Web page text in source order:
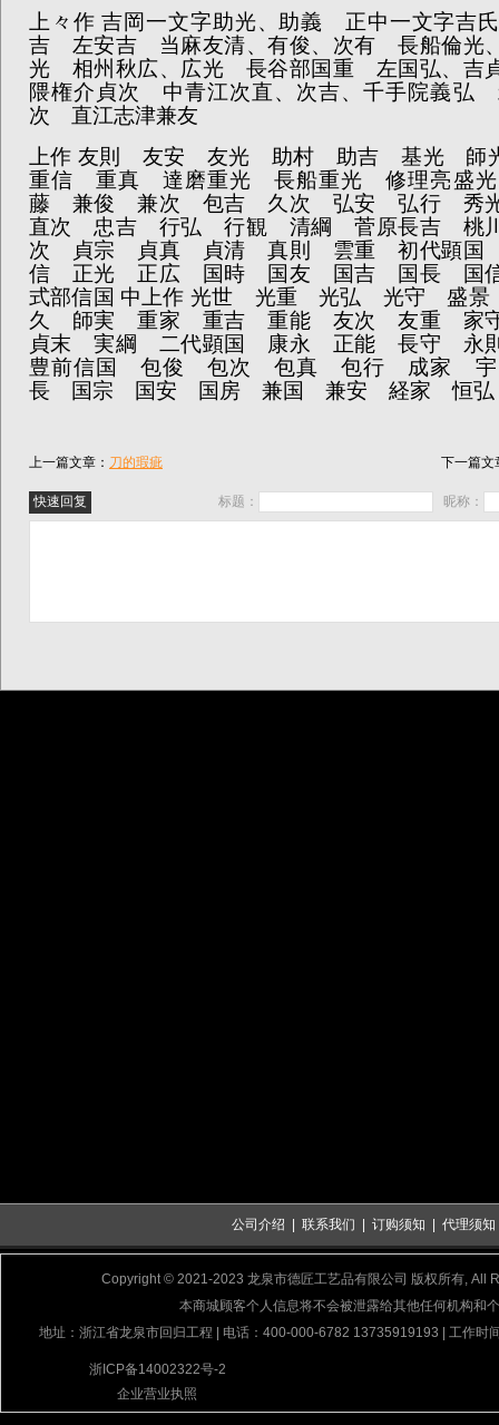
上々作 吉岡一文字助光、助義 正中一文字
吉 左安吉 当麻友清、有俊、次有 長船倫光、
光 相州秋広、広光 長谷部国重 左国弘、
隈権介貞次 中青江次直、次吉、千手院義
次 直江志津兼友
上作 友則 友安 友光 助村 助吉 基光
重信 重真 達磨重光 長船重光 修理亮
藤 兼俊 兼次 包吉 久次 弘安 弘行
直次 忠吉 行弘 行観 清綱 菅原長吉
次 貞宗 貞真 貞清 真則 雲重 初代顕
信 正光 正広 国時 国友 国吉 国長 国
式部信国 中上作 光世 光重 光弘 光守 盛
久 師実 重家 重吉 重能 友次 友重
貞末 実綱 二代顕国 康永 正能 長守
豊前信国 包俊 包次 包真 包行 成家 宇
長 国宗 国安 国房 兼国 兼安 経家 恒
上一篇文章： 刀的瑕疵 下一篇文
标题： 昵称：
公司介绍 联系我们 订购须知 代理须知
Copyright © 2021-2023 龙泉市德匠工艺品有限公司 版权所有, All
本商城顾客个人信息将不会被泄露给其他任何机构和
地址：浙江省龙泉市回归工程 | 电话：400-000-6782 13735919193 | 工作时
浙ICP备14002322号-2
企业营业执照